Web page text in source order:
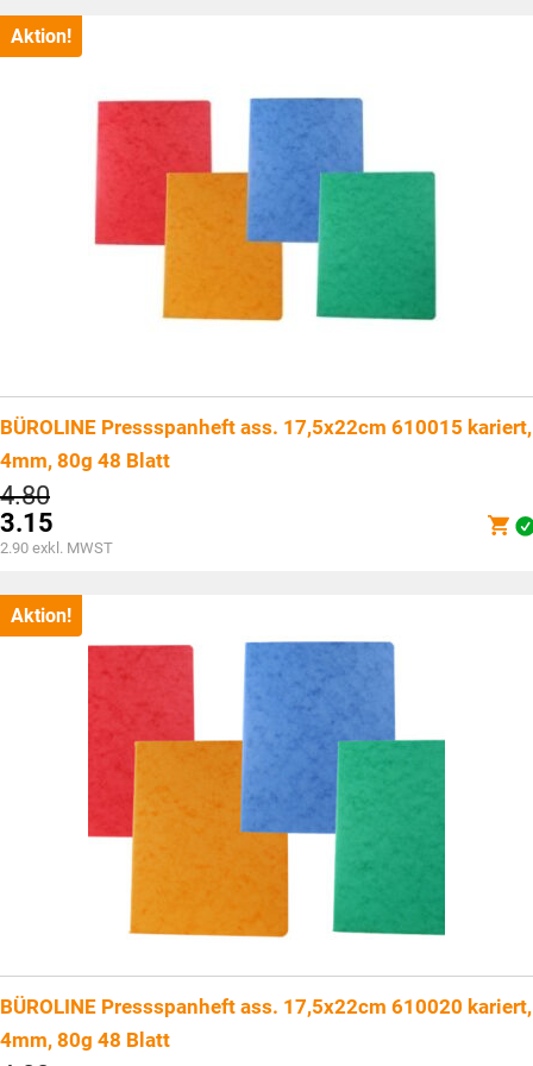
ist:
CHF3.85.
Aktion!
BÜROLINE Pressspanheft ass. 17,5x22cm 610015 kariert,
4mm, 80g 48 Blatt
4.80Ursprünglicher
Preis
war:
CHF4.80
3.15
Aktueller
ist:
CHF3.15.
2.90 exkl. MWST
Aktion!
BÜROLINE Pressspanheft ass. 17,5x22cm 610020 kariert,
4mm, 80g 48 Blatt